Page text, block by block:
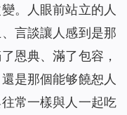
。人眼前站立的人
言談讓人感到是那
恩典、滿了包容，
是那個能够饒恕人
常一樣與人一起吃